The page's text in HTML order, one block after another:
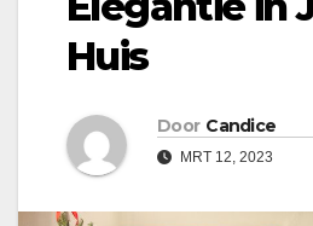
Huis
Door Candice
MRT 12, 2023